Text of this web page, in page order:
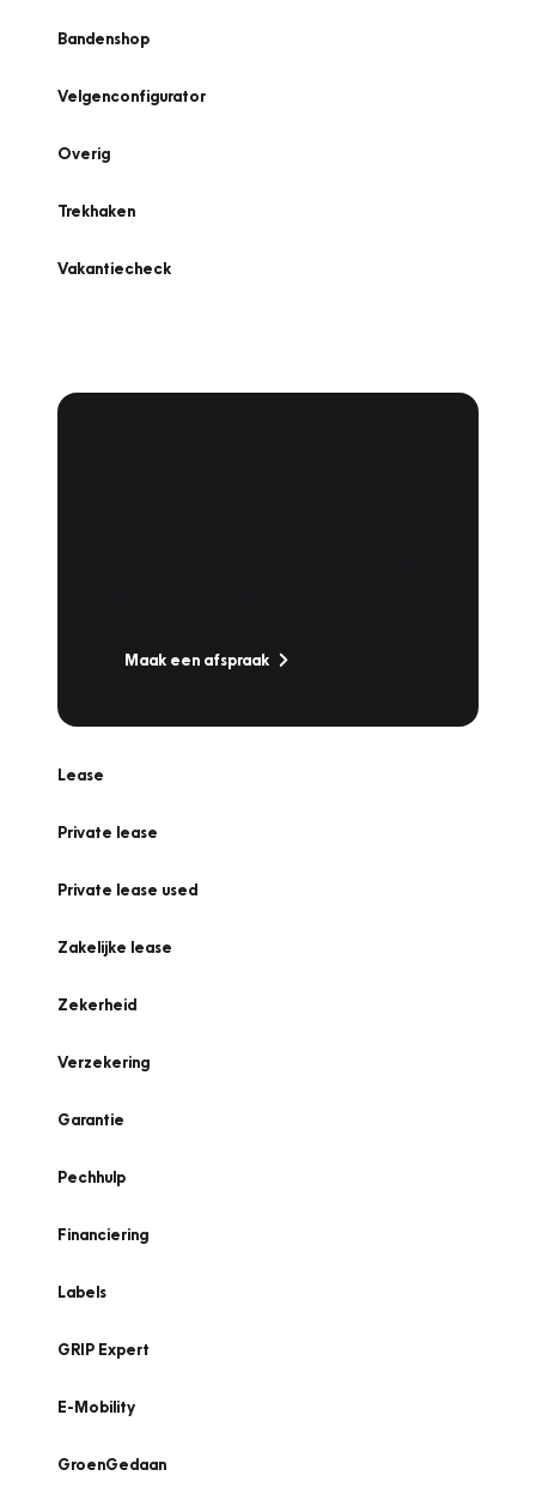
Bandenshop
Velgenconfigurator
Overig
Trekhaken
Vakantiecheck
Maak een afspraak
Lease
Private lease
Private lease used
Zakelijke lease
Zekerheid
Verzekering
Garantie
Pechhulp
Financiering
Labels
GRIP Expert
E-Mobility
GroenGedaan